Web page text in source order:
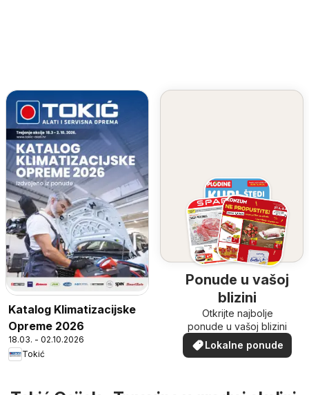
Katalog Klimatizacijske
Opreme 2026
18.03. - 02.10.2026
Tokić
Ponude u vašoj
blizini
Otkrijte najbolje
ponude u vašoj blizini
Lokalne ponude